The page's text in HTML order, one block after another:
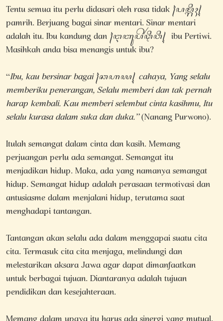
Tentu semua itu perlu didasari oleh rasa tidak ꧌ꦥꦩ꧀ꦫꦶꦃ꧍
pamrih. Berjuang bagai sinar mentari. Sinar mentari
adalah itu. Ibu kandung dan ꧌ꦅꦧꦸꦥꦼꦂꦡꦶꦮꦶ꧍ ibu Pertiwi.
Masihkah anda bisa menangis untuk ibu?
“Ibu, kau bersinar bagai ꧌ꦕꦲꦪ꧍ cahaya, Yang selalu
memberiku penerangan, Selalu memberi dan tak pernah
harap kembali. Kau memberi selembut cinta kasihmu, Itu
selalu kurasa dalam suka dan duka.”(Nanang Purwono).
Itulah semangat dalam cinta dan kasih. Memang
perjuangan perlu ada semangat. Semangat itu
menjadikan hidup. Maka, ada yang namanya semangat
hidup. Semangat hidup adalah perasaan termotivasi dan
antusiasme dalam menjalani hidup, terutama saat
menghadapi tantangan.
Tantangan akan selalu ada dalam menggapai suatu cita
cita. Termasuk cita cita menjaga, melindungi dan
melestarikan aksara Jawa agar dapat dimanfaatkan
untuk berbagai tujuan. Diantaranya adalah tujuan
pendidikan dan kesejahteraan.